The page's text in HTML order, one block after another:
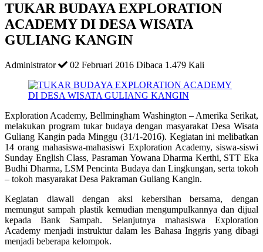
TUKAR BUDAYA EXPLORATION
ACADEMY DI DESA WISATA
GULIANG KANGIN
Administrator 02 Februari 2016 Dibaca 1.479 Kali
Exploration Academy, Bellmingham Washington – Amerika Serikat,
melakukan program tukar budaya dengan masyarakat Desa Wisata
Guliang Kangin pada Minggu (31/1-2016). Kegiatan ini melibatkan
14 orang mahasiswa-mahasiswi Exploration Academy, siswa-siswi
Sunday English Class, Pasraman Yowana Dharma Kerthi, STT Eka
Budhi Dharma, LSM Pencinta Budaya dan Lingkungan, serta tokoh
– tokoh masyarakat Desa Pakraman Guliang Kangin.
Kegiatan diawali dengan aksi kebersihan bersama, dengan
memungut sampah plastik kemudian mengumpulkannya dan dijual
kepada Bank Sampah. Selanjutnya mahasiswa Exploration
Academy menjadi instruktur dalam les Bahasa Inggris yang dibagi
menjadi beberapa kelompok.